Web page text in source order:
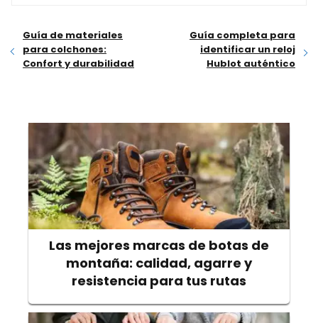
Guía de materiales
para colchones:
Confort y durabilidad
Guía completa para
identificar un reloj
Hublot auténtico
Las mejores marcas de botas de
montaña: calidad, agarre y
resistencia para tus rutas